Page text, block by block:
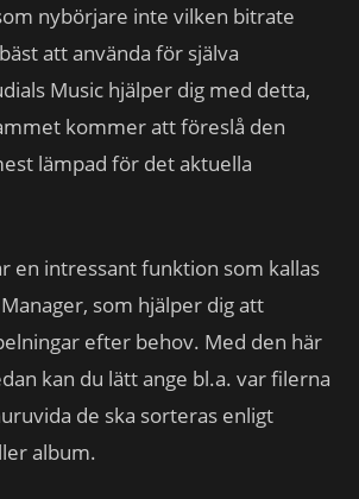
nybörjare inte vilken bitrate
att använda för själva
Music hjälper dig med detta,
kommer att föreslå den
lämpad för det aktuella
en intressant funktion som kallas
som hjälper dig att
efter behov. Med den här
kan du lätt ange bl.a. var filerna
de ska sorteras enligt
album.